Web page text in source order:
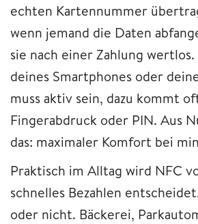
echten Kartennummer
wenn jemand die Daten
sie nach einer Zahlung wertlos.
deines Smartphones oder
muss aktiv sein, dazu kommt
Fingerabdruck oder PIN. Aus
das: maximaler Komfort bei
Praktisch im Alltag wird NFC
schnelles Bezahlen
oder nicht. Bäckerei,